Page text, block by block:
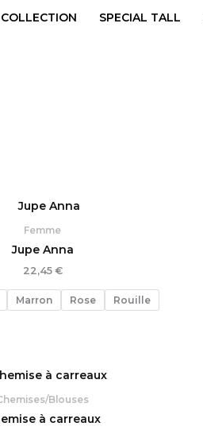
SPECIAL TALL
Femme
Jupe Anna
22,45 €
Marron Rose
Rouille
Blouses
à carreaux